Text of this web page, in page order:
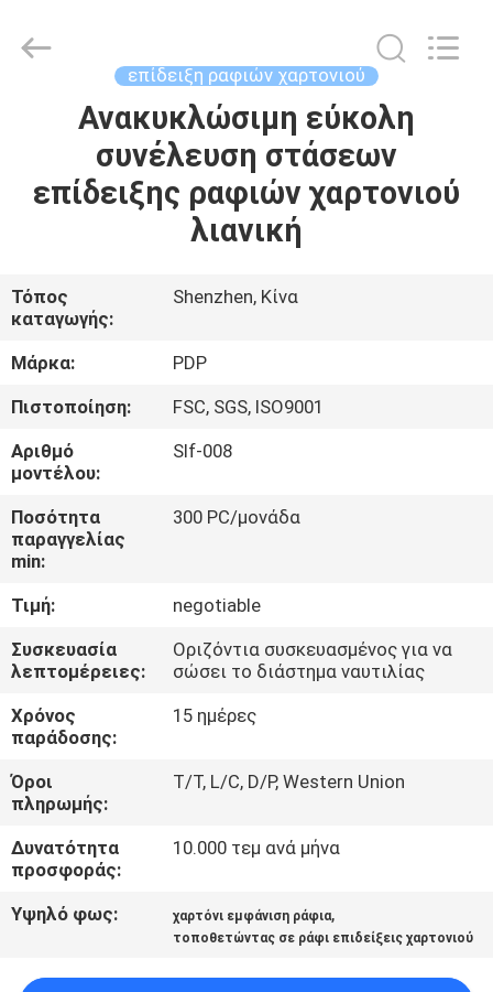
ΠΡΟΪΌΝΤΑ
VR
ΠΕΡΊΠΟΥ
ΕΜΕΊΣ
ΓΎΡΟΣ
ΕΡΓΟΣΤΑΣΊΩΝ
ΈΛΕΓΧΟΣ
ΜΑΣ
ΕΛΆΤΕ
ΣΕ
ΕΠΑΦΉ
ΜΕ
ΖΗΤΉΣΤΕ
Company
επίδειξη ραφιών χαρτονιού
Ανακυκλώσιμη εύκολη
συνέλευση στάσεων
επίδειξης ραφιών χαρτονιού
λιανική
Τόπος
καταγωγής:
Shenzhen, Κίνα
Μάρκα:
PDP
Πιστοποίηση:
FSC, SGS, ISO9001
Αριθμό
μοντέλου:
Slf-008
Ποσότητα
παραγγελίας
min:
300 PC/μονάδα
Τιμή:
negotiable
Συσκευασία
λεπτομέρειες:
Οριζόντια συσκευασμένος για να
σώσει το διάστημα ναυτιλίας
Χρόνος
παράδοσης:
15 ημέρες
Όροι
πληρωμής:
T/T, L/C, D/P, Western Union
Δυνατότητα
προσφοράς:
10.000 τεμ ανά μήνα
Υψηλό φως: χαρτόνι εμφάνιση ράφια,
τοποθετώντας σε ράφι επιδείξεις χαρτονιού